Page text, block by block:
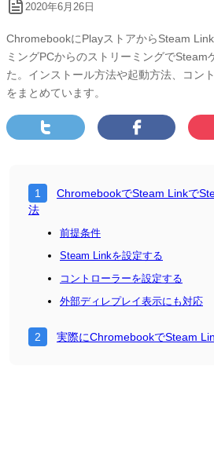
2020年6月26日
ChromebookにPlayストアからSteam
ミングPCからのストリーミングでSteam
た。インストール方法や起動方法、コン
をまとめています。
ChromebookでSteam Linkで
法
前提条件
Steam Linkを設定する
コントローラーを設定する
外部ディレプレイ表示にも対応
実際にChromebookでSteam